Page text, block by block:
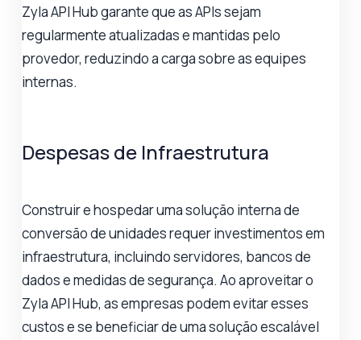
Zyla API Hub garante que as APIs sejam
regularmente atualizadas e mantidas pelo
provedor, reduzindo a carga sobre as equipes
internas.
Despesas de Infraestrutura
Construir e hospedar uma solução interna de
conversão de unidades requer investimentos em
infraestrutura, incluindo servidores, bancos de
dados e medidas de segurança. Ao aproveitar o
Zyla API Hub, as empresas podem evitar esses
custos e se beneficiar de uma solução escalável